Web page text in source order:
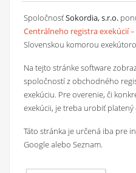
SpoločnosťSokordia, s.r.o.
Centrálneho registra exekúcií–
Slovenskou komorou
Na tejto stránke software
spoločností z obchodného
exekúciu. Pre overenie, či
exekúcii, je treba urobiť platený
Táto stránka je určená iba pre
Google alebo Seznam.